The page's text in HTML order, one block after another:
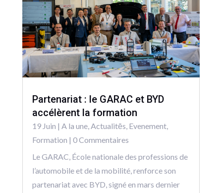
Partenariat : le GARAC et BYD
accélèrent la formation
19 Juin | A la une,Actualitēs, Evenement,
Formation | 0 Commentaires
Le GARAC, École nationale des professions de
l’automobile et de la mobilité, renforce son
partenariat avec BYD, signé en mars dernier